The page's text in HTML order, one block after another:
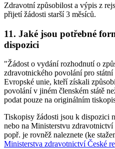
Zdravotní způsobilost a výpis z
přijetí žádosti starší 3 měsíců.
11. Jaké jsou potřebné
dispozici
"Žádost o vydání rozhodnutí o
zdravotnického povolání pro
Evropské unie, kteří získali
povolání v jiném členském státě
podat pouze na originálním
Tiskopisy žádosti jsou k dispozici
nebo na Ministerstvu
popř. je rovněž naleznete (ke
Ministerstva zdravotnictví České